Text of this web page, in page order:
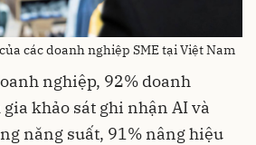
các doanh nghiệp SME tại Việt Nam
nghiệp, 92% doanh
khảo sát ghi nhận AI và
năng suất, 91% nâng hiệu